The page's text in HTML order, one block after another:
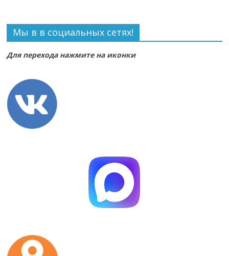
Мы в в социальных сетях!
Для перехода нажмите на иконки